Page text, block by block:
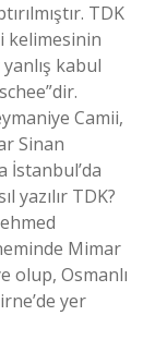
TDK
kelimesinin
yanlış kabul
Camii,
Sinan
İstanbul’da
yazılır TDK?
Mimar
olup, Osmanlı
yer